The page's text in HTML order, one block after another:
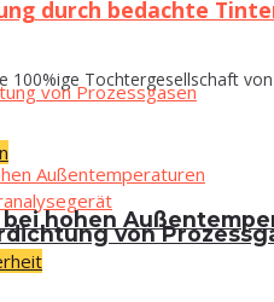
100%ige Tochtergesellschaft
von
durch bedachte
hohen